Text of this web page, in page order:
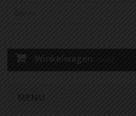
Winkelwagen
MENU